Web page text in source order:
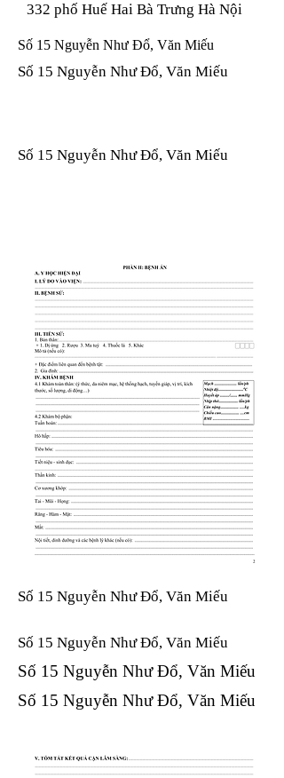
332 phố Huế Hai Bà Trưng Hà Nội
Số 15 Nguyễn Như Đổ, Văn Miếu
Số 15 Nguyễn Như Đổ, Văn Miếu
Số 15 Nguyễn Như Đổ, Văn Miếu
Số 15 Nguyễn Như Đổ, Văn Miếu
Số 15 Nguyễn Như Đổ, Văn Miếu​​​​
Số 15 Nguyễn Như Đổ, Văn Miếu​​​​
Số 15 Nguyễn Như Đổ, Văn Miếu​​​​